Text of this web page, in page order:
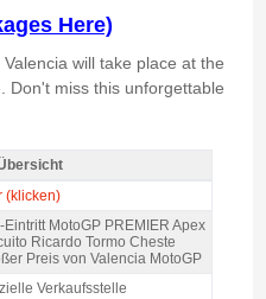
Here)
will take place at the
Don't miss this unforgettable
@ Premier APEX, GP Valencia
Übersicht
(klicken)
Eintritt MotoGP PREMIER Apex
Ricardo Tormo Cheste
Preis von Valencia MotoGP
Verkaufsstelle